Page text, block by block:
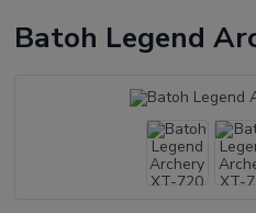
Batoh Legend